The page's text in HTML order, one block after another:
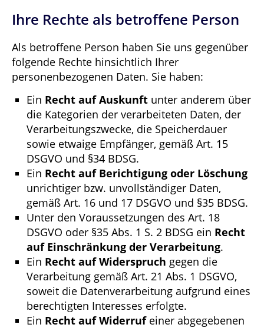
Ihre Rechte als betroffene Person
Als betroffene Person haben Sie uns gegenüber
folgende Rechte hinsichtlich Ihrer
personenbezogenen Daten. Sie haben:
Ein Recht auf Auskunft unter anderem über
die Kategorien der verarbeiteten Daten, der
Verarbeitungszwecke, die Speicherdauer
sowie etwaige Empfänger, gemäß Art. 15
DSGVO und §34 BDSG.
Ein Recht auf Berichtigung oder Löschung
unrichtiger bzw. unvollständiger Daten,
gemäß Art. 16 und 17 DSGVO und §35 BDSG.
Unter den Voraussetzungen des Art. 18
DSGVO oder §35 Abs. 1 S. 2 BDSG ein Recht
auf Einschränkung der Verarbeitung.
Ein Recht auf Widerspruch gegen die
Verarbeitung gemäß Art. 21 Abs. 1 DSGVO,
soweit die Datenverarbeitung aufgrund eines
berechtigten Interesses erfolgte.
Ein Recht auf Widerrufeiner abgegebenen